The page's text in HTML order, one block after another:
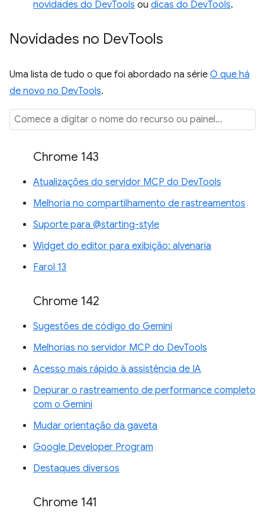
novidades do DevTools ou dicas do DevTools.
Novidades no DevTools
Uma lista de tudo o que foi abordado na série O que há
de novo no DevTools.
Chrome 143
Atualizações do servidor MCP do DevTools
Melhoria no compartilhamento de rastreamentos
Suporte para @starting-style
Widget do editor para exibição: alvenaria
Farol 13
Chrome 142
Sugestões de código do Gemini
Melhorias no servidor MCP do DevTools
Acesso mais rápido à assistência de IA
Depurar o rastreamento de performance completo
com o Gemini
Mudar orientação da gaveta
Google Developer Program
Destaques diversos
Chrome 141